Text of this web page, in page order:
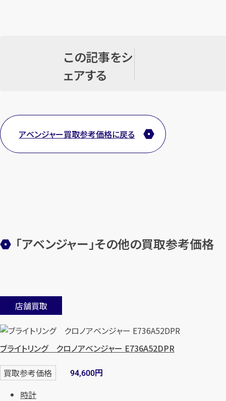
この記事をシ
ェアする
アベンジャー買取参考価格に戻る
「アベンジャー」その他の買取参考価格
店舗買取
ブライトリング クロノアベンジャー E736A52DPR
買取参考価格 94,600円
時計